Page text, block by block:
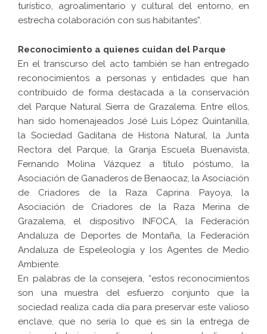
turístico, agroalimentario y cultural del entorno, en
estrecha colaboración con sus habitantes”.
Reconocimiento a quienes cuidan del Parque
En el transcurso del acto también se han entregado
reconocimientos a personas y entidades que han
contribuido de forma destacada a la conservación
del Parque Natural Sierra de Grazalema. Entre ellos,
han sido homenajeados José Luis López Quintanilla,
la Sociedad Gaditana de Historia Natural, la Junta
Rectora del Parque, la Granja Escuela Buenavista,
Fernando Molina Vázquez a título póstumo, la
Asociación de Ganaderos de Benaocaz, la Asociación
de Criadores de la Raza Caprina Payoya, la
Asociación de Criadores de la Raza Merina de
Grazalema, el dispositivo INFOCA, la Federación
Andaluza de Deportes de Montaña, la Federación
Andaluza de Espeleología y los Agentes de Medio
Ambiente.
En palabras de la consejera, “estos reconocimientos
son una muestra del esfuerzo conjunto que la
sociedad realiza cada día para preservar este valioso
enclave, que no sería lo que es sin la entrega de